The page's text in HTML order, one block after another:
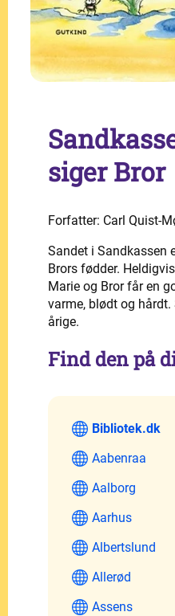
siger Bror
Forfatter: Carl Quist-
Sandet i Sandkassen
Brors fødder.
Marie og Bror får en
varme, blødt og
årige.
Find den på
Bibliotek.dk
Aabenraa
Aalborg
Aarhus
Albertslund
Allerød
Assens